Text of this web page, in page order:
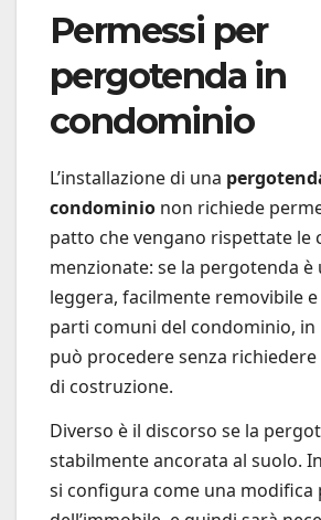
Permessi per
pergotenda in
condominio
L’installazione di una
condominio non richiede
patto che vengano rispettate le
menzionate: se la pergotenda
leggera, facilmente removibile
parti comuni del condominio, in
può procedere senza
di costruzione.
Diverso è il discorso se la
stabilmente ancorata al suolo.
si configura come una modifica